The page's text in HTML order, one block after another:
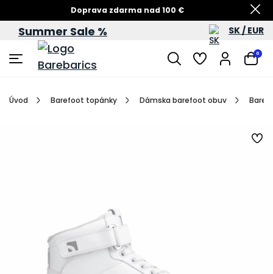
Doprava zdarma nad 100 €
Summer Sale – zľavy až do 60 %
Summer Sale % SK / EUR
0
Úvod Barefoot topánky Dámska barefoot obuv